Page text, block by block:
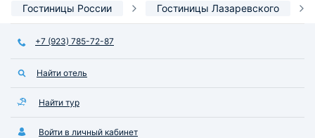
Гостиницы России Гостиницы Лазаревского
+7 (923) 785-72-87
Найти отель
Найти тур
Войти в личный кабинет